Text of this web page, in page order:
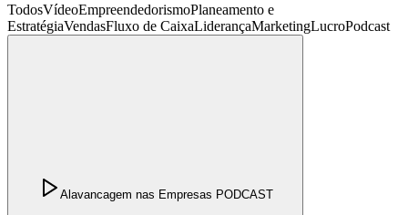
TodosVídeoEmpreendedorismoPlaneamento e
EstratégiaVendasFluxo de CaixaLiderançaMarketingLucroPodcast
Alavancagem nas Empresas PODCAST